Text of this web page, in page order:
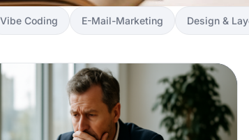
Vibe Coding E-Mail-Marketing Design &